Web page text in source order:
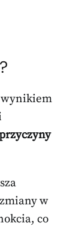
wynikiem
w
co